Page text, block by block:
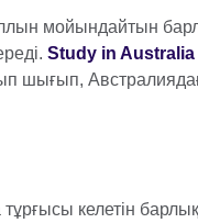
мойындайтын
Study in Australia
шығып,
келетін